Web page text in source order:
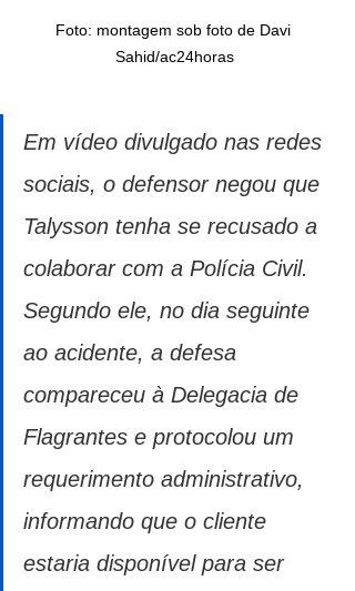
Foto: montagem sob foto de Davi
Sahid/ac24horas
Em vídeo divulgado nas redes
sociais, o defensor negou que
Talysson tenha se recusado a
colaborar com a Polícia Civil.
Segundo ele, no dia seguinte
ao acidente, a defesa
compareceu à Delegacia de
Flagrantes e protocolou um
requerimento administrativo,
informando que o cliente
estaria disponível para ser